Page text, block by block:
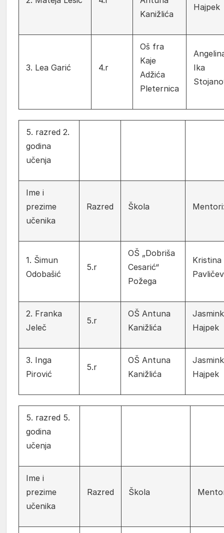
Kanižlića
Hajpek
3. Lea Garić 4.r
Oš fra
Kaje
Adžića
Pleternica
Ika
5. razred 2.
godina
učenja
Ime i
prezime
učenika
Razred Škola
1. Šimun
Odobašić
5.r
OŠ „Dobriša
Cesarić“
Požega
Kristina
2. Franka
Jeleč
5.r
OŠ Antuna
Kanižlića
Hajpek
3. Inga
Pirović
5.r
OŠ Antuna
Kanižlića
Hajpek
5. razred 5.
godina
učenja
Ime i
prezime
učenika
Razred Škola